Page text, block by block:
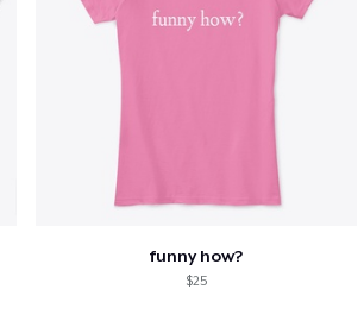
funny how?
$25